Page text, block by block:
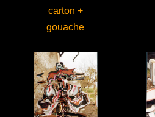
carton +
gouache